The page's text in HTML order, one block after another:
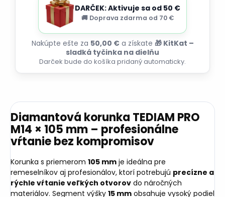
DARČEK: Aktivuje sa od 50 €
🚚 Doprava zdarma od 70 €
Nakúpte ešte za 50,00 €a získate 🎁 KitKat –
sladká tyčinka na dielňu
Darček bude do košíka pridaný automaticky.
Diamantová korunka TEDIAM PRO
M14 × 105 mm – profesionálne
vŕtanie bez kompromisov
Korunka s priemerom 105 mm je ideálna pre
remeselníkov aj profesionálov, ktorí potrebujú precízne a
rýchle vŕtanie veľkých otvorov do náročných
materiálov. Segment výšky 15 mm obsahuje vysoký podiel